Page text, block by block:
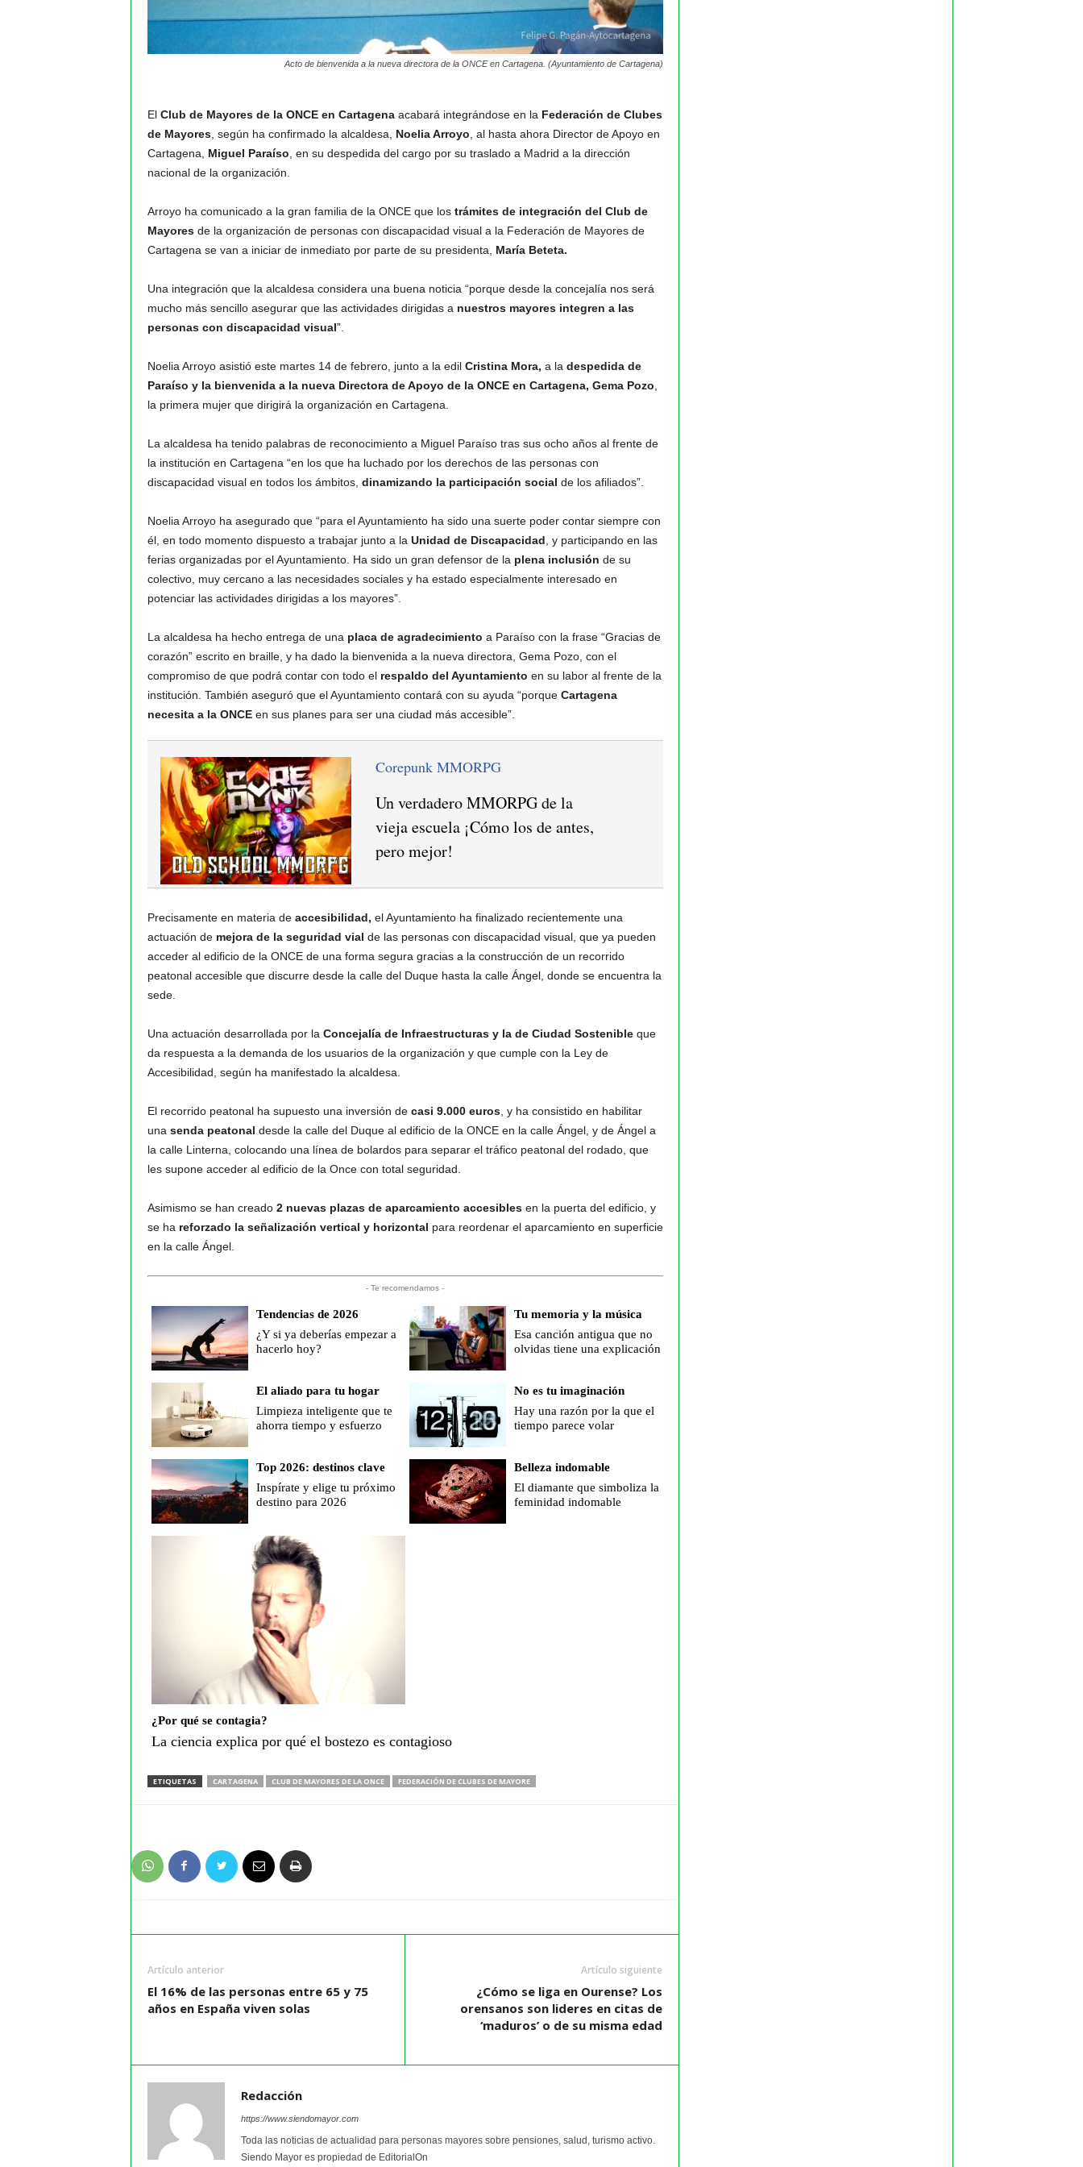
Acto de bienvenida a la nueva directora de la ONCE en Cartagena. (Ayuntamiento de Cartagena)
El Club de Mayores de la ONCE en Cartagenaacabará integrándose en la Federación de Clubes
de Mayores, según ha confirmado la alcaldesa, Noelia Arroyo , al hasta ahora Director de Apoyo en
Cartagena, Miguel Paraíso , en su despedida del cargo por su traslado a Madrid a la dirección
nacional de la organización.
Arroyo ha comunicado a la gran familia de la ONCE que los trámites de integración del Club de
Mayoresde la organización de personas con discapacidad visual a la Federación de Mayores de
Cartagena se van a iniciar de inmediato por parte de su presidenta, María Beteta.
Una integración que la alcaldesa considera una buena noticia “porque desde la concejalía nos será
mucho más sencillo asegurar que las actividades dirigidas a nuestros mayores integren a las
personas con discapacidad visual”.
Noelia Arroyo asistió este martes 14 de febrero, junto a la edil Cristina Mora, a la despedida de
Paraíso y la bienvenida a la nueva Directora de Apoyo de la ONCE en Cartagena, Gema Pozo
la primera mujer que dirigirá la organización en Cartagena.
La alcaldesa ha tenido palabras de reconocimiento a Miguel Paraíso tras sus ocho años al frente de
la institución en Cartagena “en los que ha luchado por los derechos de las personas con
discapacidad visual en todos los ámbitos, dinamizando la participación social de los afiliados”.
Noelia Arroyo ha asegurado que “para el Ayuntamiento ha sido una suerte poder contar siempre con
él, en todo momento dispuesto a trabajar junto a la Unidad de Discapacidad , y participando en las
ferias organizadas por el Ayuntamiento. Ha sido un gran defensor de la plena inclusión de su
colectivo, muy cercano a las necesidades sociales y ha estado especialmente interesado en
potenciar las actividades dirigidas a los mayores”.
La alcaldesa ha hecho entrega de una placa de agradecimiento a Paraíso con la frase “Gracias de
corazón” escrito en braille, y ha dado la bienvenida a la nueva directora, Gema Pozo, con el
compromiso de que podrá contar con todo el respaldo del Ayuntamiento en su labor al frente de la
institución. También aseguró que el Ayuntamiento contará con su ayuda “porque Cartagena
necesita a la ONCEen sus planes para ser una ciudad más accesible”.
Corepunk MMORPG
Un verdadero MMORPG de la
vieja escuela ¡Cómo los de antes,
pero mejor!
Precisamente en materia deaccesibilidad, el Ayuntamiento ha finalizado recientemente una
actuación de mejora de la seguridad vial de las personas con discapacidad visual, que ya pueden
acceder al edificio de la ONCE de una forma segura gracias a la construcción de un recorrido
peatonal accesible que discurre desde la calle del Duque hasta la calle Ángel, donde se encuentra la
sede.
Una actuación desarrollada por la Concejalía de Infraestructuras y la de Ciudad Sostenible que
da respuesta a la demanda de los usuarios de la organización y que cumple con la Ley de
Accesibilidad, según ha manifestado la alcaldesa.
El recorrido peatonal ha supuesto una inversión de casi 9.000 euros, y ha consistido en habilitar
una senda peatonal desde la calle del Duque al edificio de la ONCE en la calle Ángel, y de Ángel a
la calle Linterna, colocando una línea de bolardos para separar el tráfico peatonal del rodado, que
les supone acceder al edificio de la Once con total seguridad.
Asimismo se han creado 2 nuevas plazas de aparcamiento accesiblesen la puerta del edificio, y
se ha reforzado la señalización vertical y horizontal para reordenar el aparcamiento en superficie
en la calle Ángel.
- Te recomendamos -
Tendencias de 2026
¿Y si ya deberías empezar a
hacerlo hoy?
Tu memoria y la música
Esa canción antigua que no
olvidas tiene una explicación
El aliado para tu hogar
Limpieza inteligente que te
ahorra tiempo y esfuerzo
No es tu imaginación
Hay una razón por la que el
tiempo parece volar
Top 2026: destinos clave
Inspírate y elige tu próximo
destino para 2026
Belleza indomable
El diamante que simboliza la
feminidad indomable
¿Por qué se contagia?
La ciencia explica por qué el bostezo es contagioso
ETIQUETAS CARTAGENA CLUB DE MAYORES DE LA ONCE FEDERACIÓN DE CLUBES DE MAYORE
Artículo anterior
El 16% de las personas entre 65 y 75
años en España viven solas
Artículo siguiente
¿Cómo se liga en Ourense? Los
orensanos son lideres en citas de
‘maduros’ o de su misma edad
Redacción
https://www.siendomayor.com
Toda las noticias de actualidad para personas mayores sobre pensiones, salud, turismo activo.
Siendo Mayor es propiedad de EditorialOn